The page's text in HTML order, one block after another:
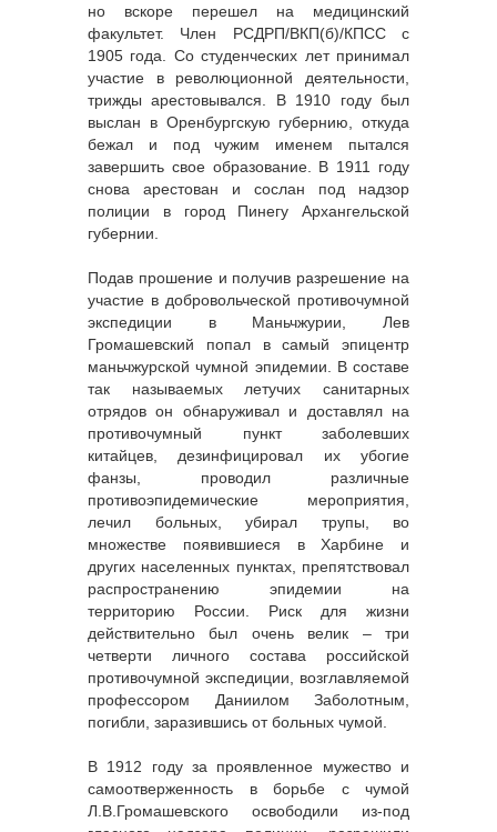
но вскоре перешел на медицинский
факультет. Член РСДРП/ВКП(б)/КПСС с
1905 года. Со студенческих лет принимал
участие в революционной деятельности,
трижды арестовывался. В 1910 году был
выслан в Оренбургскую губернию, откуда
бежал и под чужим именем пытался
завершить свое образование. В 1911 году
снова арестован и сослан под надзор
полиции в город Пинегу Архангельской
губернии.
Подав прошение и получив разрешение на
участие в добровольческой противочумной
экспедиции в Маньчжурии, Лев
Громашевский попал в самый эпицентр
маньчжурской чумной эпидемии. В составе
так называемых летучих санитарных
отрядов он обнаруживал и доставлял на
противочумный пункт заболевших
китайцев, дезинфицировал их убогие
фанзы, проводил различные
противоэпидемические мероприятия,
лечил больных, убирал трупы, во
множестве появившиеся в Харбине и
других населенных пунктах, препятствовал
распространению эпидемии на
территорию России. Риск для жизни
действительно был очень велик – три
четверти личного состава российской
противочумной экспедиции, возглавляемой
профессором Даниилом Заболотным,
погибли, заразившись от больных чумой.
В 1912 году за проявленное мужество и
самоотверженность в борьбе с чумой
Л.В.Громашевского освободили из-под